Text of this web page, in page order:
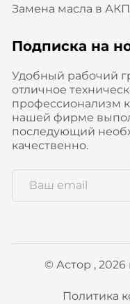
Замена масла в
Подписка на
Удобный рабочий
отличное
профессионализм
нашей фирме
последующий
качественно.
© Астор ,
Политика